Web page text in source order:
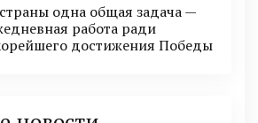
одна общая задача —
работа ради
достижения Победы